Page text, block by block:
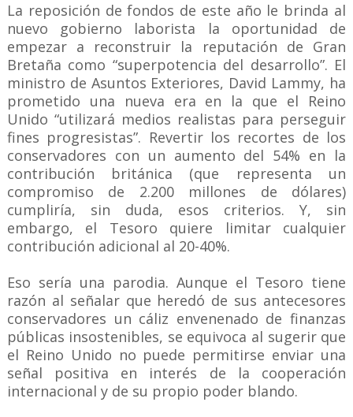
La reposición de fondos de este año le brinda al
nuevo gobierno laborista la oportunidad de
empezar a reconstruir la reputación de Gran
Bretaña como “superpotencia del desarrollo”. El
ministro de Asuntos Exteriores, David Lammy, ha
prometido una nueva era en la que el Reino
Unido “utilizará medios realistas para perseguir
fines progresistas”. Revertir los recortes de los
conservadores con un aumento del 54% en la
contribución británica (que representa un
compromiso de 2.200 millones de dólares)
cumpliría, sin duda, esos criterios. Y, sin
embargo, el Tesoro quiere limitar cualquier
contribución adicional al 20-40%.
Eso sería una parodia. Aunque el Tesoro tiene
razón al señalar que heredó de sus antecesores
conservadores un cáliz envenenado de finanzas
públicas insostenibles, se equivoca al sugerir que
el Reino Unido no puede permitirse enviar una
señal positiva en interés de la cooperación
internacional y de su propio poder blando.